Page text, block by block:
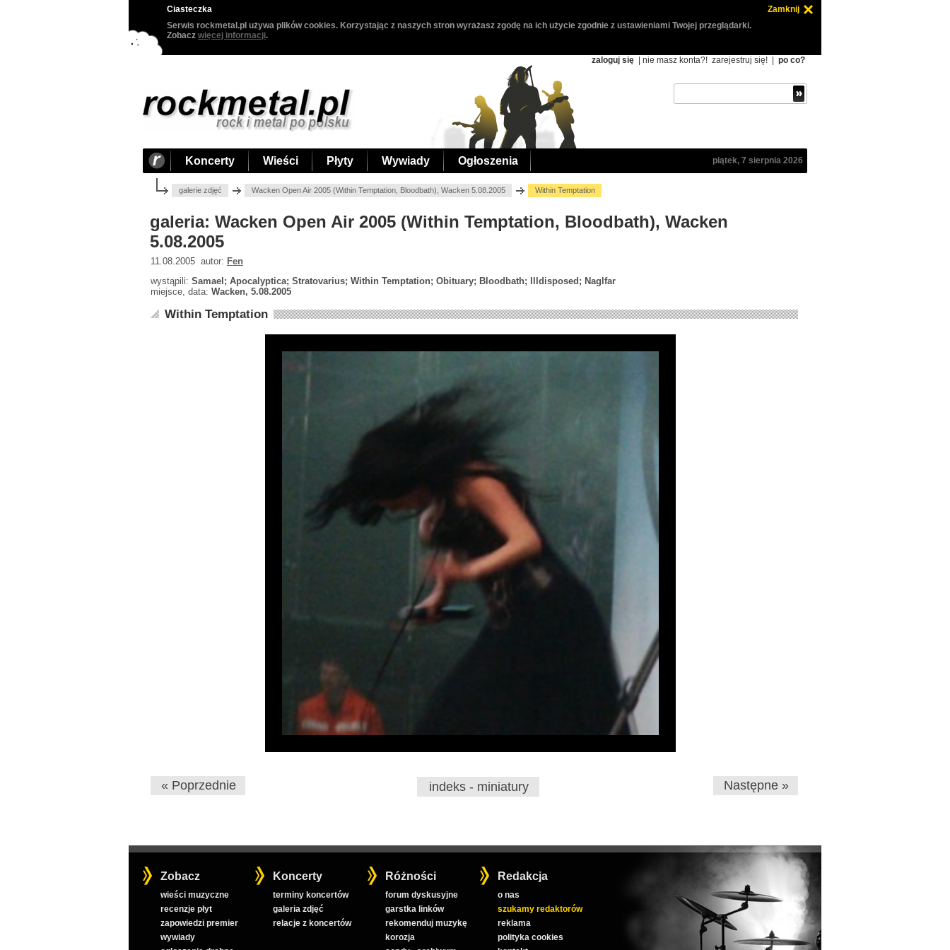
Ciasteczka
Zamknij
Serwis rockmetal.pl używa plików cookies. Korzystając z naszych stron wyrażasz zgodę na ich użycie zgodnie z ustawieniami Twojej przeglądarki.
Zobacz więcej informacji.
zaloguj się | nie masz konta?! zarejestruj się! po co?
Koncerty Wieści Płyty Wywiady Ogłoszenia piątek, 7 sierpnia 2026
galerie zdjęć Wacken Open Air 2005 (Within Temptation, Bloodbath), Wacken 5.08.2005 Within Temptation
galeria: Wacken Open Air 2005 (Within Temptation, Bloodbath), Wacken
5.08.2005
11.08.2005 autor: Fen
wystąpili: Samael; Apocalyptica; Stratovarius; Within Temptation; Obituary; Bloodbath; Illdisposed; Naglfar
miejsce, data: Wacken, 5.08.2005
Within Temptation
« Poprzednie indeks - miniatury Następne »
Zobacz
wieści muzyczne
recenzje płyt
zapowiedzi premier
wywiady
Koncerty
terminy koncertów
galeria zdjęć
relacje z koncertów
Różności
forum dyskusyjne
garstka linków
rekomenduj muzykę
korozja
Redakcja
o nas
szukamy redaktorów
reklama
polityka cookies